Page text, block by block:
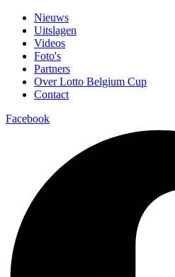
Nieuws
Uitslagen
Videos
Foto's
Partners
Over Lotto Belgium Cup
Contact
Facebook